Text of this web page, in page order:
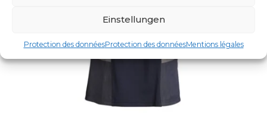
Einstellungen
Protection des donnéesProtection des donnéesMentions légales